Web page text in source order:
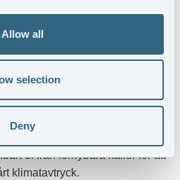
Allow all
selection
Deny
utveckla strategier för minskad
utan efterbehandling, från
den internationella
Protocol (GHG). Våra
el från förnybara källor för att
klimatavtryck.